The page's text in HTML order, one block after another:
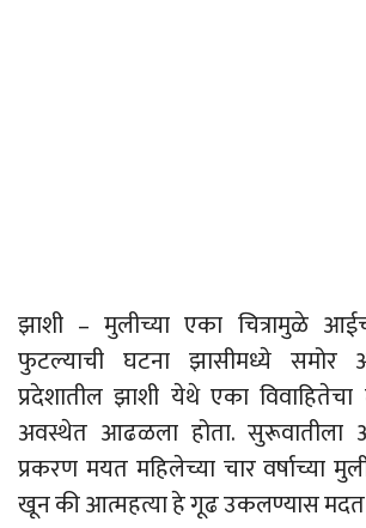
झाशी – मुलीच्या एका चित्रामुळे
फुटल्याची घटना झासीमध्ये
प्रदेशातील झाशी येथे एका
अवस्थेत आढळला होता. सुरूवातीला
प्रकरण मयत महिलेच्या चार वर्षाच्या
खून की आत्महत्या हे गूढ उकलण्यास